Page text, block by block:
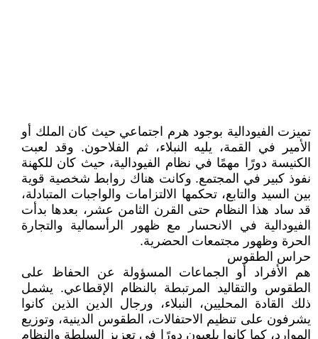
تميزت الفيودالية بوجود هرم اجتماعي حيث كان الملك أو
الأمير في القمة، يليه النبلاء، ثم الفلاحون. وقد لعبت
الكنيسة دورًا مهمًا في نظام الفيودالية، حيث كان للكهنة
نفوذ كبير في المجتمع. وكانت هناك روابط شخصية قوية
بين السيد والتابع، تحكمها الالتزامات والواجبات المتبادلة،
قد ساد هذا النظام حتى القرن الثامن عشر، بعدها بدأت
الفيودالية في الانحسار مع ظهور الرأسمالية والتجارة
الحرة وظهور مجتمعات الحضرية.
حراس الطقوس
هم الأفراد أو الجماعات المسؤولة عن الحفاظ على
الطقوس والتقاليد المرتبطة بالنظام الإقطاعي. يشمل
ذلك القادة المحليين، النبلاء، ورجال الدين الذين كانوا
يشرفون على تنظيم الاحتفالات، الطقوس الدينية، وتوزيع
الموارد، كما كانوا يلعبون دورًا في تعزيز السلطة والنظام